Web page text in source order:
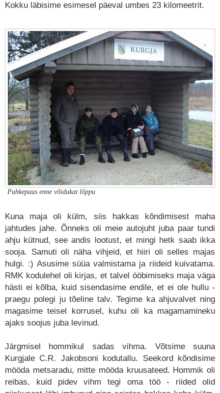
Kokku läbisime esimesel päeval umbes 23 kilomeetrit.
Puhkepaus enne võidukat lõppu
Kuna maja oli külm, siis hakkas kõndimisest maha
jahtudes jahe. Õnneks oli meie autojuht juba paar tundi
ahju kütnud, see andis lootust, et mingi hetk saab ikka
sooja. Samuti oli näha vihjeid, et hiiri oli selles majas
hulgi. :) Asusime süüa valmistama ja riideid kuivatama.
RMK kodulehel oli kirjas, et talvel ööbimiseks maja väga
hästi ei kõlba, kuid sisendasime endile, et ei ole hullu -
praegu polegi ju tõeline talv. Tegime ka ahjuvalvet ning
magasime teisel korrusel, kuhu oli ka magamamineku
ajaks soojus juba levinud.
Järgmisel hommikul sadas vihma. Võtsime suuna
Kurgjale C.R. Jakobsoni kodutallu. Seekord kõndisime
mööda metsaradu, mitte mööda kruusateed. Hommik oli
reibas, kuid pidev vihm tegi oma töö - riided olid